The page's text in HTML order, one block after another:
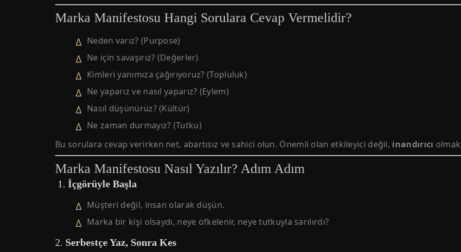
Marka Manifestosu Hangi Sorulara Cevap Vermelidir?
Neden varız? (Purpose)
Ne için savaşırız? (Değerler)
Kimleri yanımıza çağırıyoruz? (Topluluk)
Ne yaparız ve nasıl yaparız? (Eylem)
Nasıl düşünürüz? (Kültür)
Ne zaman durmayız? (Tutku)
Bu sorulara cevap verirken net, abartısız ve sahici olun. Önemli olan etkileyici değil, inandırıcı
Marka Manifestosu Nasıl Yazılır? Adım Adım
1. İçgörüyle Başla
Müşteri değil, insan olarak düşün.
Marka bir kişi olsaydı, neye öfkelenir, neye tutkuyla sarılırdı?
2. Serbestçe Yaz, Sonra Kes